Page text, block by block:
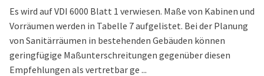
Es wird auf VDI 6000 Blatt 1 verwiesen. Maße von Kabinen und
Vorräumen werden in Tabelle 7 aufgelistet. Bei der Planung
von Sanitärräumen in bestehenden Gebäuden können
geringfügige Maßunterschreitungen gegenüber diesen
Empfehlungen als vertretbar ge ...